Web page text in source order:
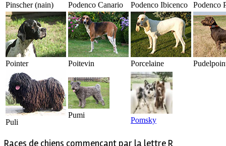
Pinscher (nain) Podenco Canario Podenco Ibicenco Podenco
Pointer Poitevin Porcelaine
Puli
Pumi
Pomsky